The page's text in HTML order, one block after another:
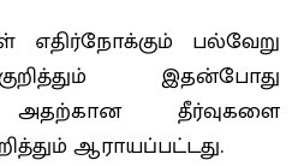
எதிர்நோக்கும் பல்வேறு
இதன்போது
அதற்கான தீர்வுகளை
ஆராயப்பட்டது.